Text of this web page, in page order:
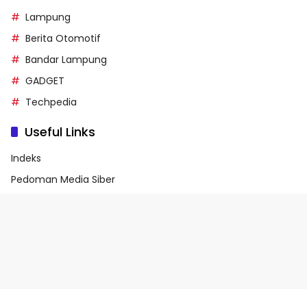
Lampung
Berita Otomotif
Bandar Lampung
GADGET
Techpedia
Useful Links
Indeks
Pedoman Media Siber